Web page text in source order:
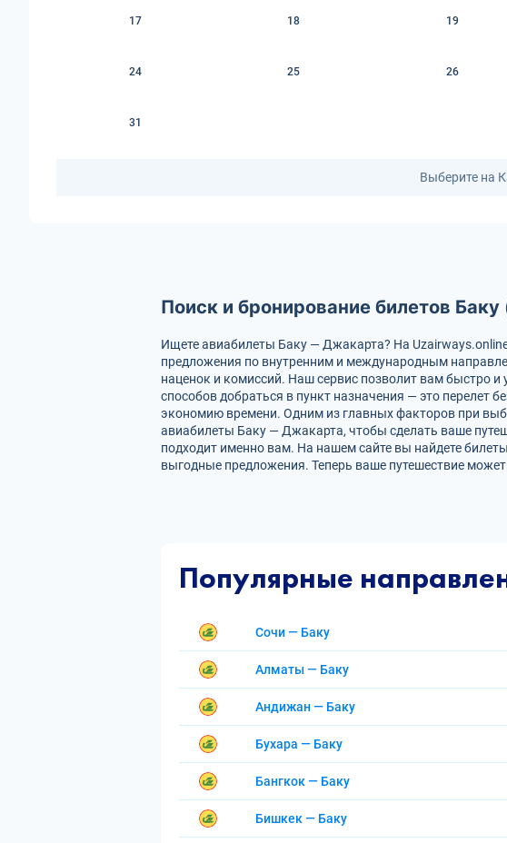
17 18 19
24 25 26
31
Выберите на
Поиск и бронирование билетов
Ищете авиабилеты Баку — Джакарта? На
предложения по внутренним и международным
наценок и комиссий. Наш сервис позволит вам быстро
способов добраться в пункт назначения — это
экономию времени. Одним из главных факторов при
авиабилеты Баку — Джакарта, чтобы сделать ваше
подходит именно вам. На нашем сайте вы найдете
выгодные предложения. Теперь ваше путешествие
Популярные
Сочи — Баку
Алматы — Баку
Андижан — Баку
Бухара — Баку
Бангкок — Баку
Бишкек — Баку